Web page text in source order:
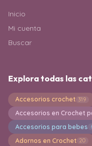
Inicio
Mi cuenta
Buscar
Explora todas las
Accesorios crochet 319
Accesorios en Crochet
Accesorios para bebes
Adornos en Crochet 20